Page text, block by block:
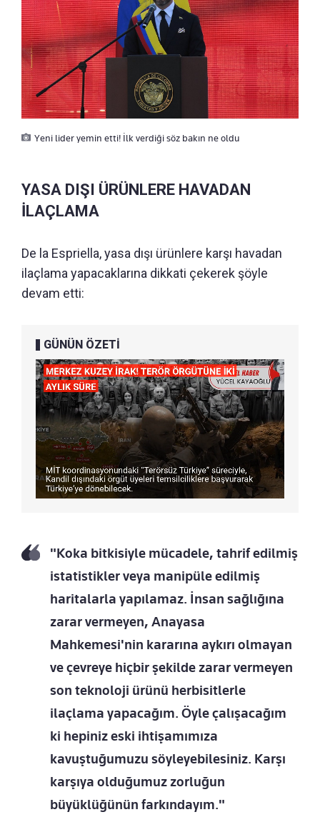
Yeni lider yemin etti! İlk verdiği söz bakın ne oldu
YASA DIŞI ÜRÜNLERE HAVADAN
İLAÇLAMA
De la Espriella, yasa dışı ürünlere karşı havadan
ilaçlama yapacaklarına dikkati çekerek şöyle
devam etti:
GÜNÜN ÖZETİ
"Koka bitkisiyle mücadele, tahrif edilmiş
istatistikler veya manipüle edilmiş
haritalarla yapılamaz. İnsan sağlığına
zarar vermeyen, Anayasa
Mahkemesi'nin kararına aykırı olmayan
ve çevreye hiçbir şekilde zarar vermeyen
son teknoloji ürünü herbisitlerle
ilaçlama yapacağım. Öyle çalışacağım
ki hepiniz eski ihtişamımıza
kavuştuğumuzu söyleyebilesiniz. Karşı
karşıya olduğumuz zorluğun
büyüklüğünün farkındayım."